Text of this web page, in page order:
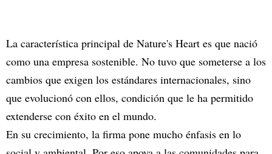
La característica principal de Nature's Heart es que nació
como una empresa sostenible. No tuvo que someterse a los
cambios que exigen los estándares internacionales, sino
que evolucionó con ellos, condición que le ha permitido
extenderse con éxito en el mundo.
En su crecimiento, la firma pone mucho énfasis en lo